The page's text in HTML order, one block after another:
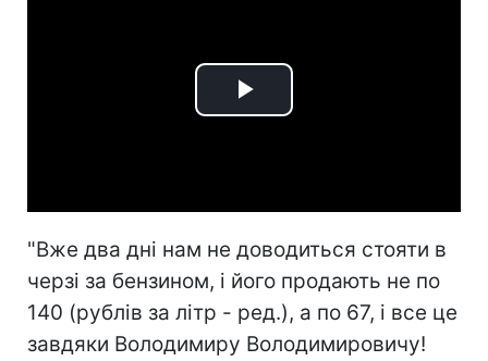
Play
"Вже два дні нам не доводиться стояти в
черзі за бензином, і його продають не по
140 (рублів за літр - ред.), а по 67, і все це
завдяки Володимиру Володимировичу!